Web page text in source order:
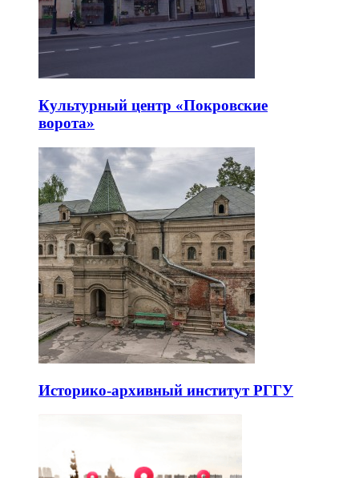
Культурный центр «Покровские
ворота»
Историко-архивный институт РГГУ